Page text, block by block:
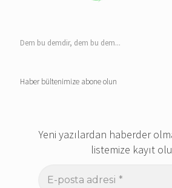
Dem bu demdir, dem bu dem...
Haber bültenimize abone olun
Yeni yazılardan haberder
listemize kayıt
posta